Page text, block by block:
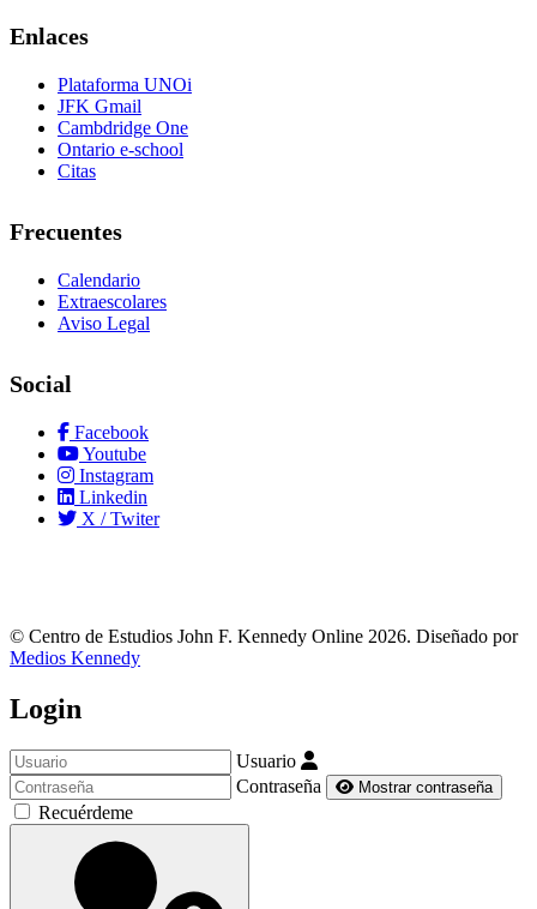
Enlaces
Plataforma UNOi
JFK Gmail
Cambdridge One
Ontario e-school
Citas
Frecuentes
Calendario
Extraescolares
Aviso Legal
Social
Facebook
Youtube
Instagram
Linkedin
X / Twiter
© Centro de Estudios John F. Kennedy Online 2026. Diseñado por
Medios Kennedy
Login
Usuario
Contraseña
Mostrar contraseña
Recuérdeme